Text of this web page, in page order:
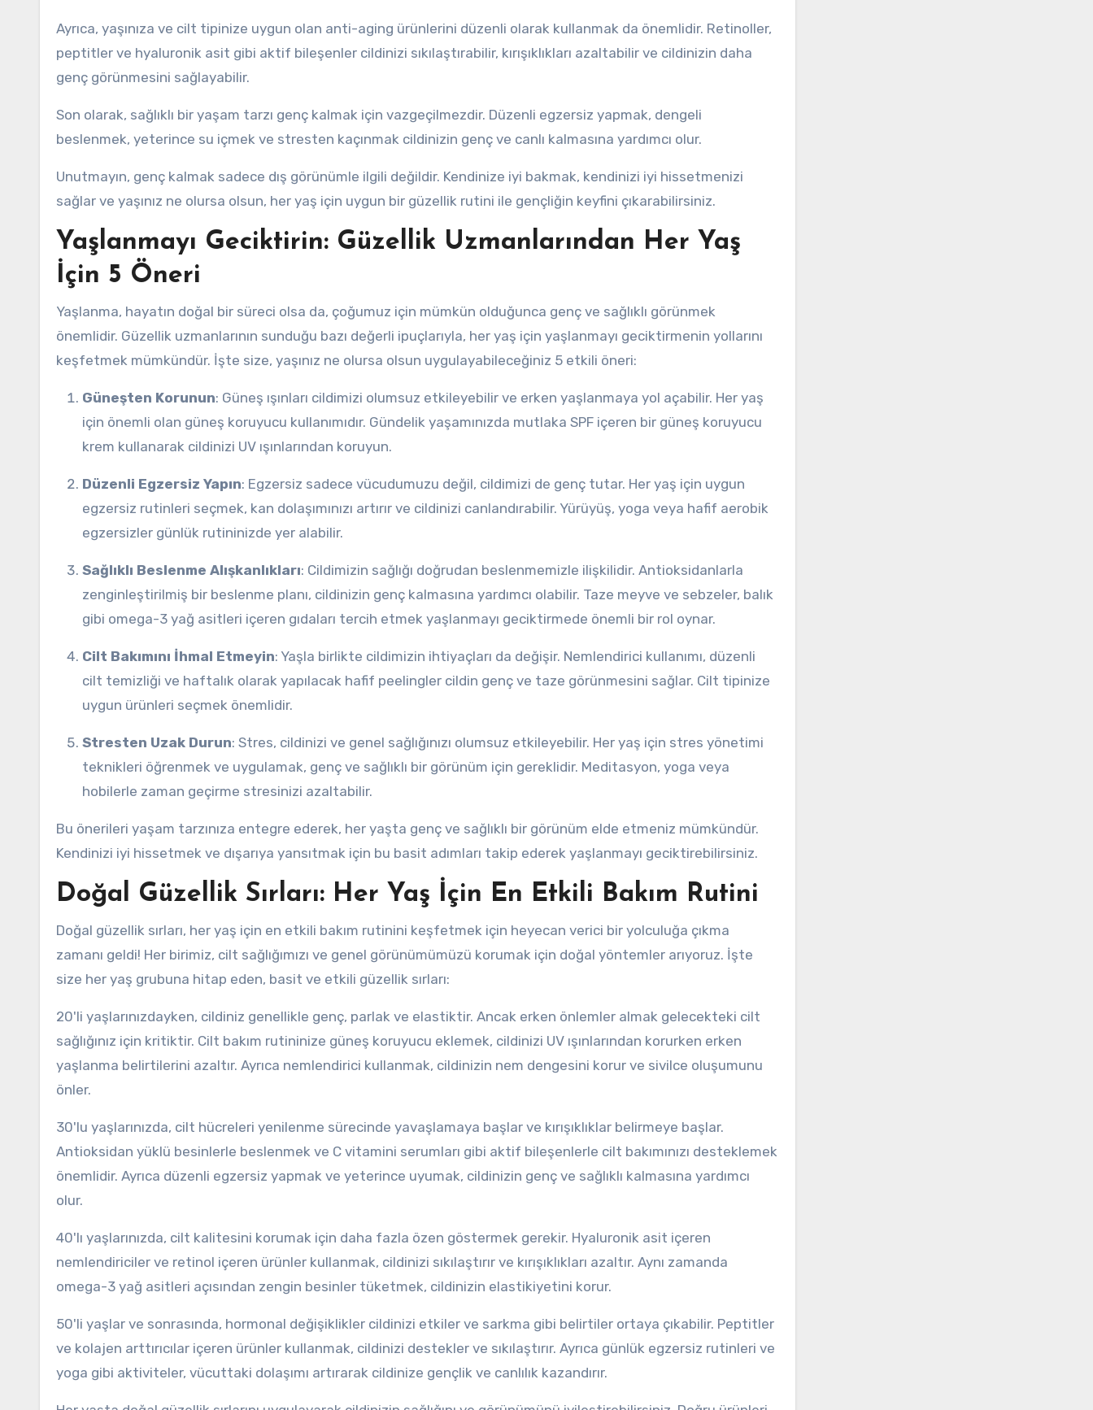
Ayrıca, yaşınıza ve cilt tipinize uygun olan anti-aging ürünlerini düzenli olarak kullanmak da önemlidir. Retinoller,
peptitler ve hyaluronik asit gibi aktif bileşenler cildinizi sıkılaştırabilir, kırışıklıkları azaltabilir ve cildinizin daha
genç görünmesini sağlayabilir.
Son olarak, sağlıklı bir yaşam tarzı genç kalmak için vazgeçilmezdir. Düzenli egzersiz yapmak, dengeli
beslenmek, yeterince su içmek ve stresten kaçınmak cildinizin genç ve canlı kalmasına yardımcı olur.
Unutmayın, genç kalmak sadece dış görünümle ilgili değildir. Kendinize iyi bakmak, kendinizi iyi hissetmenizi
sağlar ve yaşınız ne olursa olsun, her yaş için uygun bir güzellik rutini ile gençliğin keyfini çıkarabilirsiniz.
Yaşlanmayı Geciktirin: Güzellik Uzmanlarından Her Yaş
İçin 5 Öneri
Yaşlanma, hayatın doğal bir süreci olsa da, çoğumuz için mümkün olduğunca genç ve sağlıklı görünmek
önemlidir. Güzellik uzmanlarının sunduğu bazı değerli ipuçlarıyla, her yaş için yaşlanmayı geciktirmenin yollarını
keşfetmek mümkündür. İşte size, yaşınız ne olursa olsun uygulayabileceğiniz 5 etkili öneri:
Güneşten Korunun: Güneş ışınları cildimizi olumsuz etkileyebilir ve erken yaşlanmaya yol açabilir. Her yaş
için önemli olan güneş koruyucu kullanımıdır. Gündelik yaşamınızda mutlaka SPF içeren bir güneş koruyucu
krem kullanarak cildinizi UV ışınlarından koruyun.
Düzenli Egzersiz Yapın: Egzersiz sadece vücudumuzu değil, cildimizi de genç tutar. Her yaş için uygun
egzersiz rutinleri seçmek, kan dolaşımınızı artırır ve cildinizi canlandırabilir. Yürüyüş, yoga veya hafif aerobik
egzersizler günlük rutininizde yer alabilir.
Sağlıklı Beslenme Alışkanlıkları: Cildimizin sağlığı doğrudan beslenmemizle ilişkilidir. Antioksidanlarla
zenginleştirilmiş bir beslenme planı, cildinizin genç kalmasına yardımcı olabilir. Taze meyve ve sebzeler, balık
gibi omega-3 yağ asitleri içeren gıdaları tercih etmek yaşlanmayı geciktirmede önemli bir rol oynar.
Cilt Bakımını İhmal Etmeyin: Yaşla birlikte cildimizin ihtiyaçları da değişir. Nemlendirici kullanımı, düzenli
cilt temizliği ve haftalık olarak yapılacak hafif peelingler cildin genç ve taze görünmesini sağlar. Cilt tipinize
uygun ürünleri seçmek önemlidir.
Stresten Uzak Durun: Stres, cildinizi ve genel sağlığınızı olumsuz etkileyebilir. Her yaş için stres yönetimi
teknikleri öğrenmek ve uygulamak, genç ve sağlıklı bir görünüm için gereklidir. Meditasyon, yoga veya
hobilerle zaman geçirme stresinizi azaltabilir.
Bu önerileri yaşam tarzınıza entegre ederek, her yaşta genç ve sağlıklı bir görünüm elde etmeniz mümkündür.
Kendinizi iyi hissetmek ve dışarıya yansıtmak için bu basit adımları takip ederek yaşlanmayı geciktirebilirsiniz.
Doğal Güzellik Sırları: Her Yaş İçin En Etkili Bakım Rutini
Doğal güzellik sırları, her yaş için en etkili bakım rutinini keşfetmek için heyecan verici bir yolculuğa çıkma
zamanı geldi! Her birimiz, cilt sağlığımızı ve genel görünümümüzü korumak için doğal yöntemler arıyoruz. İşte
size her yaş grubuna hitap eden, basit ve etkili güzellik sırları:
20'li yaşlarınızdayken, cildiniz genellikle genç, parlak ve elastiktir. Ancak erken önlemler almak gelecekteki cilt
sağlığınız için kritiktir. Cilt bakım rutininize güneş koruyucu eklemek, cildinizi UV ışınlarından korurken erken
yaşlanma belirtilerini azaltır. Ayrıca nemlendirici kullanmak, cildinizin nem dengesini korur ve sivilce oluşumunu
önler.
30'lu yaşlarınızda, cilt hücreleri yenilenme sürecinde yavaşlamaya başlar ve kırışıklıklar belirmeye başlar.
Antioksidan yüklü besinlerle beslenmek ve C vitamini serumları gibi aktif bileşenlerle cilt bakımınızı desteklemek
önemlidir. Ayrıca düzenli egzersiz yapmak ve yeterince uyumak, cildinizin genç ve sağlıklı kalmasına yardımcı
olur.
40'lı yaşlarınızda, cilt kalitesini korumak için daha fazla özen göstermek gerekir. Hyaluronik asit içeren
nemlendiriciler ve retinol içeren ürünler kullanmak, cildinizi sıkılaştırır ve kırışıklıkları azaltır. Aynı zamanda
omega-3 yağ asitleri açısından zengin besinler tüketmek, cildinizin elastikiyetini korur.
50'li yaşlar ve sonrasında, hormonal değişiklikler cildinizi etkiler ve sarkma gibi belirtiler ortaya çıkabilir. Peptitler
ve kolajen arttırıcılar içeren ürünler kullanmak, cildinizi destekler ve sıkılaştırır. Ayrıca günlük egzersiz rutinleri ve
yoga gibi aktiviteler, vücuttaki dolaşımı artırarak cildinize gençlik ve canlılık kazandırır.